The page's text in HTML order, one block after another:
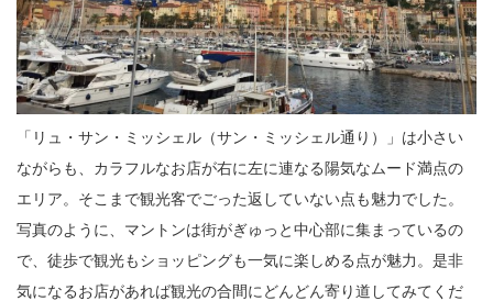
「リュ・サン・ミッシェル（サン・ミッシェル通り）」は小さい
ながらも、カラフルなお店が右に左に連なる陽気なムード満点の
エリア。そこまで観光客でごった返していない点も魅力でした。
写真のように、マントンは街がぎゅっと中心部に集まっているの
で、徒歩で観光もショッピングも一気に楽しめる点が魅力。是非
気になるお店があれば観光の合間にどんどん寄り道してみてくだ